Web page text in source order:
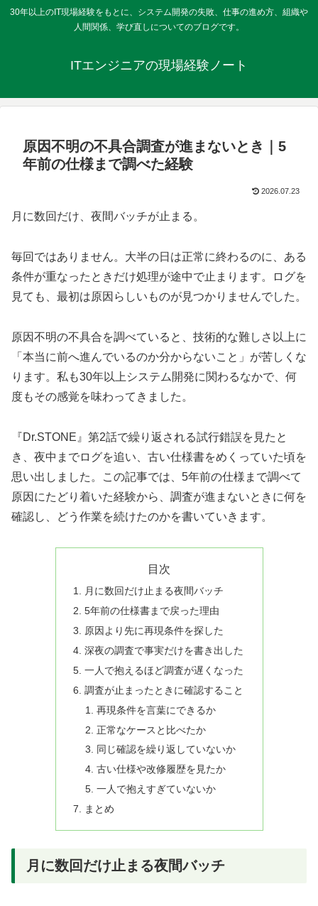
30年以上のIT現場経験をもとに、システム開発の失敗、仕事の進め方、組織や
人間関係、学び直しについてのブログです。
ITエンジニアの現場経験ノート
原因不明の不具合調査が進まないとき｜5
年前の仕様まで調べた経験
2026.07.23
月に数回だけ、夜間バッチが止まる。
毎回ではありません。大半の日は正常に終わるのに、ある
条件が重なったときだけ処理が途中で止まります。ログを
見ても、最初は原因らしいものが見つかりませんでした。
原因不明の不具合を調べていると、技術的な難しさ以上に
「本当に前へ進んでいるのか分からないこと」が苦しくな
ります。私も30年以上システム開発に関わるなかで、何
度もその感覚を味わってきました。
『Dr.STONE』第2話で繰り返される試行錯誤を見たと
き、夜中までログを追い、古い仕様書をめくっていた頃を
思い出しました。この記事では、5年前の仕様まで調べて
原因にたどり着いた経験から、調査が進まないときに何を
確認し、どう作業を続けたのかを書いていきます。
目次
月に数回だけ止まる夜間バッチ
5年前の仕様書まで戻った理由
原因より先に再現条件を探した
深夜の調査で事実だけを書き出した
一人で抱えるほど調査が遅くなった
調査が止まったときに確認すること
再現条件を言葉にできるか
正常なケースと比べたか
同じ確認を繰り返していないか
古い仕様や改修履歴を見たか
一人で抱えすぎていないか
まとめ
月に数回だけ止まる夜間バッチ